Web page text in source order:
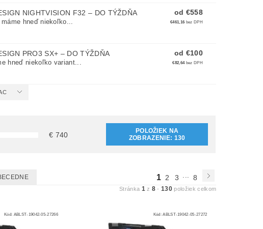
NIGHTVISION F32 – DO TÝŽDŇA
hneď niekoľko...
od €558
€461,16 bez DPH
PRO3 SX+ – DO TÝŽDŇA
hneď niekoľko variant...
od €100
€82,64bez DPH
€ 740
POLOŽIEK NA
ZOBRAZENIE: 130
1 2 3 8
Stránka 1 z 8 -130 položiek celkom
Kód: ABLST-19042-05-27266 Kód:ABLST-19042-05-27272